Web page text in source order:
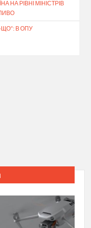
НА РІВНІ МІНІСТРІВ
В ОПУ